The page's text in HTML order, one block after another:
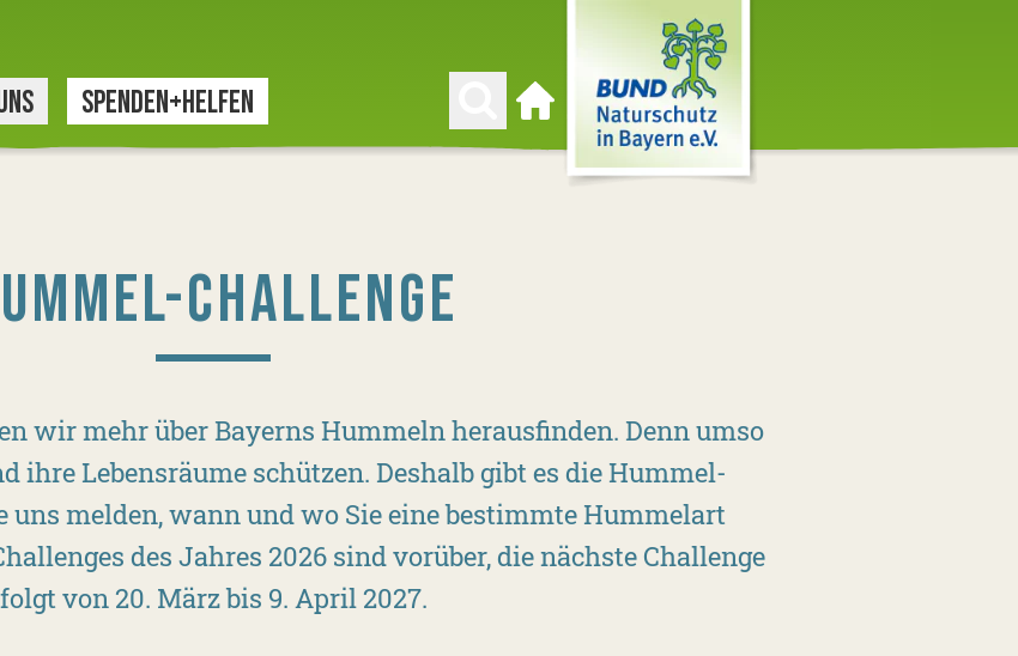
SPENDEN+HELFEN
Zur Startseite
CHALLENGE
wir mehr über Bayerns Hummeln herausfinden. Denn umso
ihre Lebensräume schützen. Deshalb gibt es die Hummel-
uns melden, wann und wo Sie eine bestimmte Hummelart
des Jahres 2026 sind vorüber, die nächste Challenge
folgt von 20. März bis 9. April 2027.